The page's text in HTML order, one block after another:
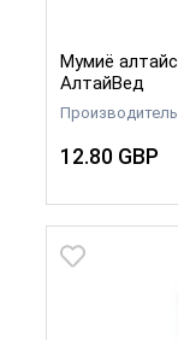
Мумиё
АлтайВед
12.80 GBP